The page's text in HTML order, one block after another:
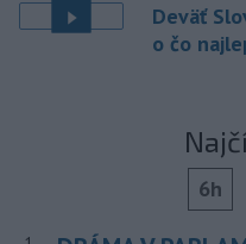
Deväť
o čo
6h